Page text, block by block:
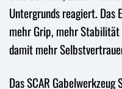
Untergrunds reagiert. Das
mehr Grip, mehr
damit mehr
Das SCAR